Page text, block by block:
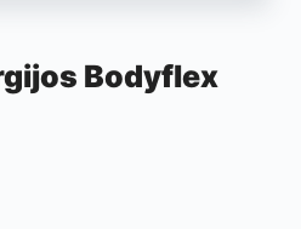
Bodyflex